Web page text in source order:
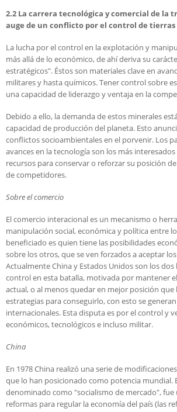
2.2 La carrera tecnológica y comercial de la
auge de un conflicto por el control de tierras
La lucha por el control en la explotación y
más allá de lo económico, de ahí deriva su
estratégicos". Éstos son materiales clave en
militares y hasta químicos. Tener control sobre
una capacidad de liderazgo y ventaja en la
Debido a ello, la demanda de estos minerales
capacidad de producción del planeta. Esto
conflictos socioambientales en el porvenir. Los
avances en la tecnología son los más
recursos para conservar o reforzar su posición
de competidores.
Sobre el comercio
El comercio interacional es un mecanismo o
manipulación social, económica y política entre
beneficiado es quien tiene las posibilidades
sobre los otros, que se ven forzados a aceptar
Actualmente China y Estados Unidos son los
control en esta batalla, motivada por mantener
actual, o al menos quedar en mejor posición
estrategias para conseguirlo, con esto se
internacionales. Esta disputa es por el control y
económicos, tecnológicos e incluso militar.
China
En 1978 China realizó una serie de
que lo han posicionado como potencia mundial.
denominado como "socialismo de mercado",
reformas para regular la economía del país (las